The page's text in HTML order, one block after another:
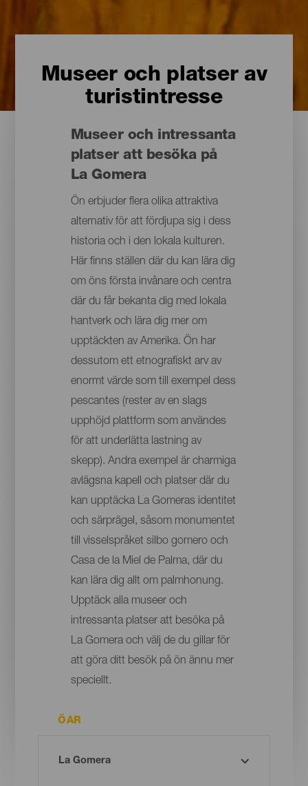
Museer och platser av
turistintresse
Museer och intressanta
platser att besöka på
La Gomera
Ön erbjuder flera olika attraktiva
alternativ för att fördjupa sig i dess
historia och i den lokala kulturen.
Här finns ställen där du kan lära dig
om öns första invånare och centra
där du får bekanta dig med lokala
hantverk och lära dig mer om
upptäckten av Amerika. Ön har
dessutom ett etnografiskt arv av
enormt värde som till exempel dess
pescantes (rester av en slags
upphöjd plattform som användes
för att underlätta lastning av
skepp). Andra exempel är charmiga
avlägsna kapell och platser där du
kan upptäcka La Gomeras identitet
och särprägel, såsom monumentet
till visselspråket silbo gomero och
Casa de la Miel de Palma, där du
kan lära dig allt om palmhonung.
Upptäck alla museer och
intressanta platser att besöka på
La Gomera och välj de du gillar för
att göra ditt besök på ön ännu mer
speciellt.
ÖAR